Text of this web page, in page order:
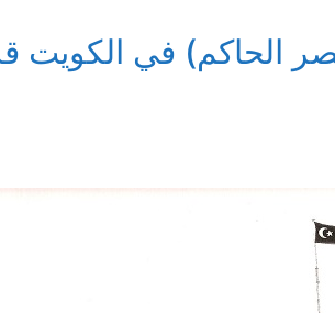
الحاكم) في الكويت